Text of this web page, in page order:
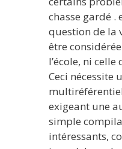
chasse gardé .
question de la
être
l’école, ni
Ceci nécessite
exigeant une
simple
intéressants,